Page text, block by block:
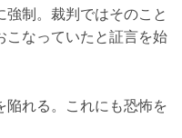
制。裁判ではそのこと
こなっていたと証言を始
陥れる。これにも恐怖を